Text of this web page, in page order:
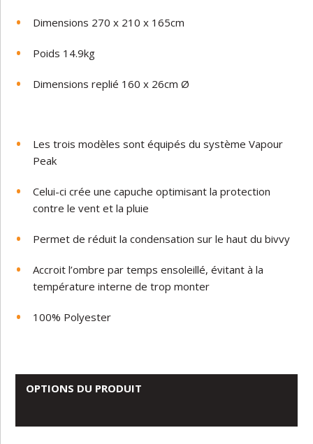
Dimensions 270 x 210 x 165cm
Poids 14.9kg
Dimensions replié 160 x 26cm Ø
Les trois modèles sont équipés du système Vapour
Peak
Celui-ci crée une capuche optimisant la protection
contre le vent et la pluie
Permet de réduit la condensation sur le haut du bivvy
Accroit l’ombre par temps ensoleillé, évitant à la
température interne de trop monter
100% Polyester
OPTIONS DU PRODUIT